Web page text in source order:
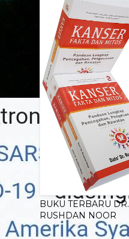
BUKU TERBARU DR.
RUSHDAN NOOR